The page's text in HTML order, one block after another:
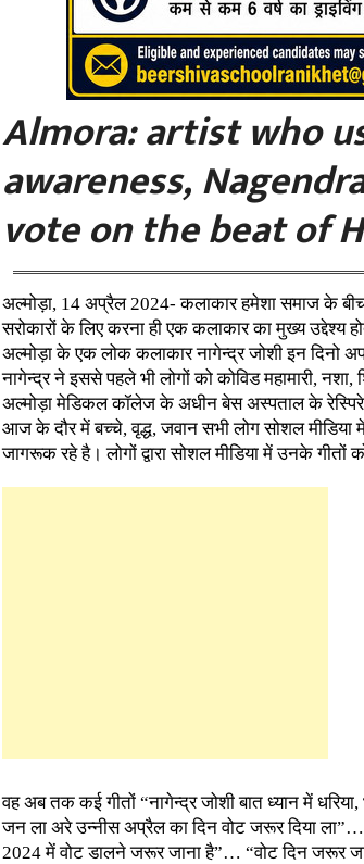
Almora: artist who
awareness,
vote on the beat of
अल्मोड़ा, 14 अप्रैल 2024- कलाकार हमेशा समाज के
सरोकारों के लिए करना ही एक कलाकार का मुख्य उद्देश्य
अल्मोड़ा के एक लोक कलाकार नागेन्द्र जोशी इन दिनो
नागेन्द्र ने इससे पहले भी लोगों को कोविड महामारी, नशा,
अल्मोड़ा मेडिकल कॉलेज के अधीन बेस अस्पताल के
आज के दौर में बच्चे, वृद्ध, जवान सभी लोग सोशल मीडिया
जागरूक रहे है। लोगों द्वारा सोशल मीडिया में उनके गीतों
वह अब तक कई गीतों “नागेन्द्र जोशी बात ध्यान में
जन ला अरे उन्नीस अप्रैल का दिन वोट जरूर दिया
2024 में वोट डालने जरूर जाना है”… “वोट दिन जरूर